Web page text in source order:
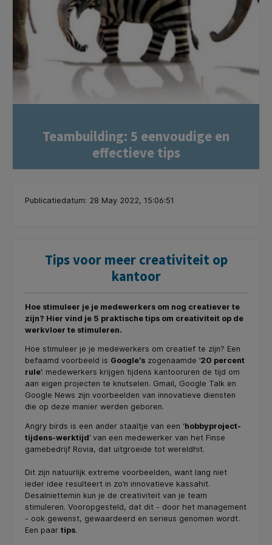
Teambuilding: 5 eenvoudige en
effectieve tips
Publicatiedatum: 28 May 2022, 15:06:51
Tips voor meer creativiteit op
kantoor
Hoe stimuleer je je medewerkers om nog creatiever te
zijn? Hier vind je 5 praktische tips om creativiteit op de
werkvloer te stimuleren.
Hoe stimuleer je je medewerkers om creatief te zijn? Een
befaamd voorbeeld is Google’s zogenaamde ’20 percent
rule’: medewerkers krijgen tijdens kantooruren de tijd om
aan eigen projecten te knutselen. Gmail, Google Talk en
Google News zijn voorbeelden van innovatieve diensten
die op deze manier werden geboren.
Angry birds is een ander staaltje van een ‘hobbyproject-
tijdens-werktijd’ van een medewerker van het Finse
gamebedrijf Rovia, dat uitgroeide tot wereldhit.
Dit zijn natuurlijk extreme voorbeelden, want lang niet
ieder idee resulteert in zo’n innovatieve kassahit.
Desalniettemin kun je de creativiteit van je team
stimuleren. Vooropgesteld, dat dit - door het management
- ook gewenst, gewaardeerd en serieus genomen wordt.
Een paar tips.